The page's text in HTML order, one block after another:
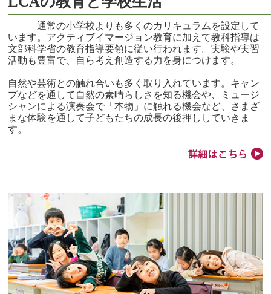
通常の小学校よりも多くのカリキュラムを設定して
います。アクティブイマージョン教育に加えて教科指導は
文部科学省の教育指導要領に従い行われます。実験や実習
活動も豊富で、自ら考え創造する力を身につけます。
自然や芸術との触れ合いも多く取り入れています。キャン
プなどを通して自然の素晴らしさを知る機会や、ミュージ
シャンによる演奏会で「本物」に触れる機会など、さまざ
まな体験を通して子どもたちの成長の後押ししていきま
す。